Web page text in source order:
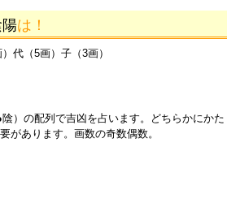
陽は！
代（5画）子（3画）
）の配列で吉凶を占います。どちらかにかた
があります。画数の奇数偶数。